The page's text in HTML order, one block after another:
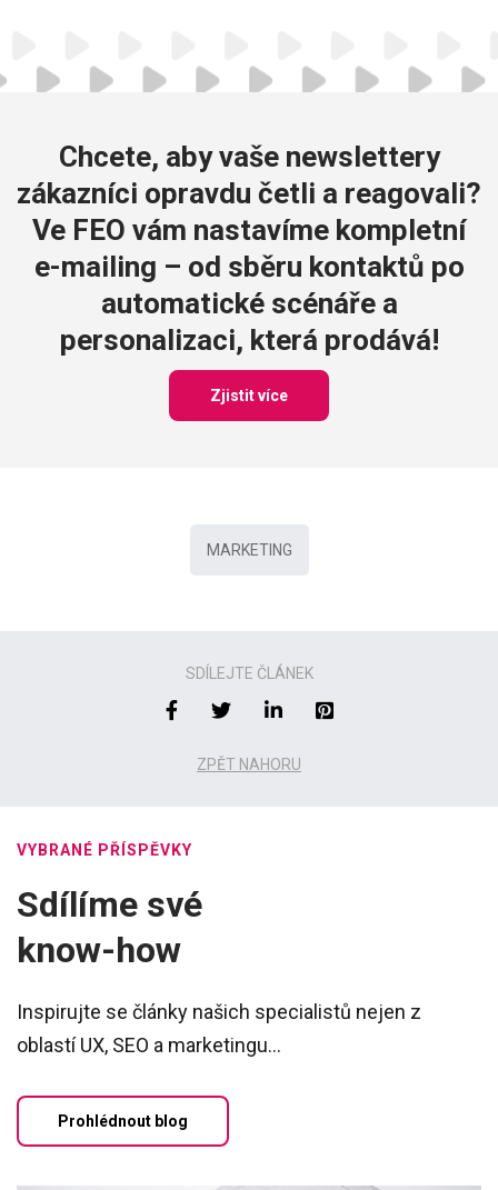
Chcete, aby vaše newslettery
zákazníci opravdu četli a reagovali?
Ve FEO vám nastavíme kompletní
e-mailing – od sběru kontaktů po
automatické scénáře a
personalizaci, která prodává!
Zjistit více
MARKETING
SDÍLEJTE ČLÁNEK
ZPĚT NAHORU
VYBRANÉ PŘÍSPĚVKY
Sdílíme své
know-how
Inspirujte se články našich specialistů nejen z
oblastí UX, SEO a marketingu...
Prohlédnout blog